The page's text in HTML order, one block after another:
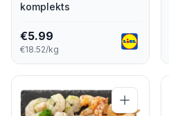
komplekts
€5.99
€18.52/kg